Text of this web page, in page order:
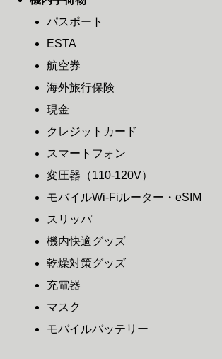
パスポート
ESTA
航空券
海外旅行保険
現金
クレジットカード
スマートフォン
変圧器（110-120V）
モバイルWi-Fiルーター・eSIM
スリッパ
機内快適グッズ
乾燥対策グッズ
充電器
マスク
モバイルバッテリー